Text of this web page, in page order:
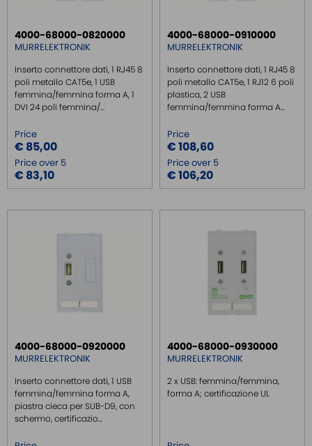
4000-68000-0820000
MURRELEKTRONIK
Inserto connettore dati, 1 RJ45 8
poli metallo CAT5e, 1 USB
femmina/femmina forma A, 1
DVI 24 poli femmina/...
Price
€ 85,00
Price over 5
€ 83,10
4000-68000-0910000
MURRELEKTRONIK
Inserto connettore dati, 1 RJ45 8
poli metallo CAT5e, 1 RJ12 6 poli
plastica, 2 USB
femmina/femmina forma A...
Price
€ 108,60
Price over 5
€ 106,20
4000-68000-0920000
MURRELEKTRONIK
Inserto connettore dati, 1 USB
femmina/femmina forma A,
piastra cieca per SUB-D9, con
schermo, certificazio...
4000-68000-0930000
MURRELEKTRONIK
2 x USB: femmina/femmina,
forma A; certificazione UL